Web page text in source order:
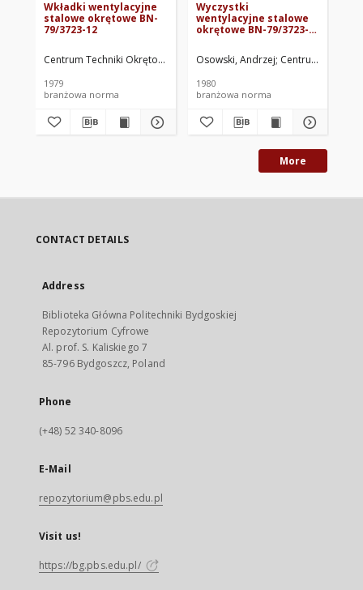
Wkładki wentylacyjne
stalowe okrętowe BN-
79/3723-12
Centrum Techniki Okrętowej w Gdańsku. Oprac.
1979
branżowa norma
Wyczystki
wentylacyjne stalowe
okrętowe BN-79/3723-
Osowski, Andrzej Centrum
1980
branżowa norma
More
CONTACT DETAILS
Address
Biblioteka Główna Politechniki Bydgoskiej
Repozytorium Cyfrowe
Al. prof. S. Kaliskiego 7
85-796 Bydgoszcz, Poland
Phone
(+48) 52 340-8096
E-Mail
repozytorium@pbs.edu.pl
Visit us!
https://bg.pbs.edu.pl/